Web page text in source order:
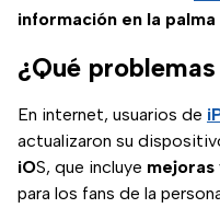
información en la
¿Qué
En internet, usuarios de
actualizaron su
iOS, que incluye mejoras
para los fans de la